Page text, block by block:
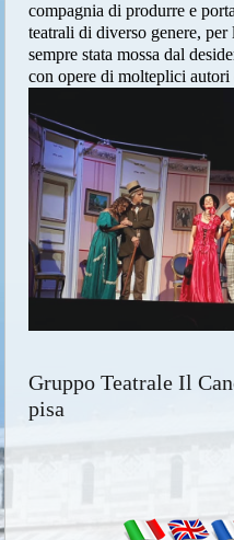
compagnia di produrre e
teatrali di diverso genere,
sempre stata mossa dal
con opere di molteplici autori
Gruppo Teatrale Il
pisa